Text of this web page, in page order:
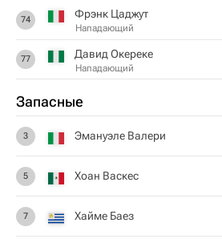
74 Фрэнк Цаджут
Нападающий
77 Давид Окереке
Нападающий
Запасные
3 Эмануэле Валери
5 Хоан Васкес
7 Хайме Баез